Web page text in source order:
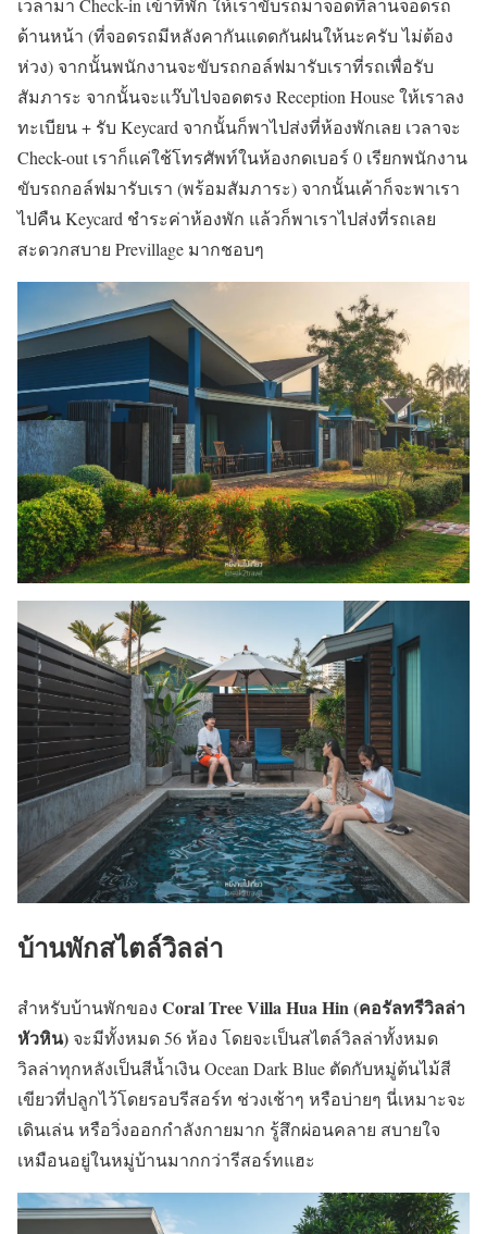
เวลามา Check-in เข้าที่พัก ให้เราขับรถมาจอดที่ลานจอดรถ
ด้านหน้า (ที่จอดรถมีหลังคากันแดดกันฝนให้นะครับ ไม่ต้อง
ห่วง) จากนั้นพนักงานจะขับรถกอล์ฟมารับเราที่รถเพื่อรับ
สัมภาระ จากนั้นจะแว๊บไปจอดตรง Reception House ให้เราลง
ทะเบียน + รับ Keycard จากนั้นก็พาไปส่งที่ห้องพักเลย เวลาจะ
Check-out เราก็แค่ใช้โทรศัพท์ในห้องกดเบอร์ 0 เรียกพนักงาน
ขับรถกอล์ฟมารับเรา (พร้อมสัมภาระ) จากนั้นเค้าก็จะพาเรา
ไปคืน Keycard ชำระค่าห้องพัก แล้วก็พาเราไปส่งที่รถเลย
สะดวกสบาย Previllage มากชอบๆ
บ้านพักสไตล์วิลล่า
สำหรับบ้านพักของ Coral Tree Villa Hua Hin (คอรัลทรีวิลล่า
หัวหิน) จะมีทั้งหมด 56 ห้อง โดยจะเป็นสไตล์วิลล่าทั้งหมด
วิลล่าทุกหลังเป็นสีน้ำเงิน Ocean Dark Blue ตัดกับหมู่ต้นไม้สี
เขียวที่ปลูกไว้โดยรอบรีสอร์ท ช่วงเช้าๆ หรือบ่ายๆ นี่เหมาะจะ
เดินเล่น หรือวิ่งออกกำลังกายมาก รู้สึกผ่อนคลาย สบายใจ
เหมือนอยู่ในหมู่บ้านมากกว่ารีสอร์ทแฮะ